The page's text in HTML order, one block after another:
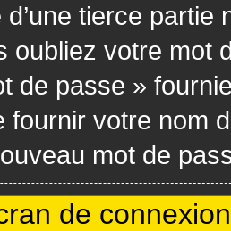
d’une tierce
oubliez votre mot
de passe »
fournir votre nom
mot de
de connexion